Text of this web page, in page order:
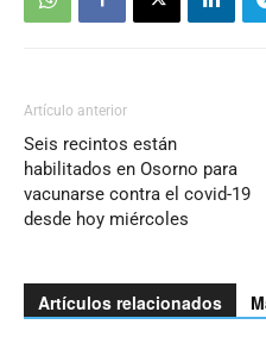
Artículo anterior
Seis recintos están
habilitados en Osorno para
vacunarse contra el covid-19
desde hoy miércoles
Artículos relacionados